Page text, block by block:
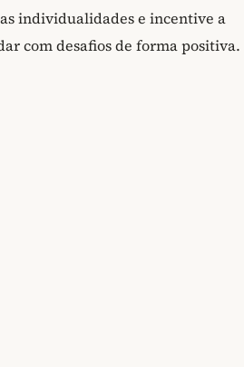
individualidades e incentive a
com desafios de forma positiva.